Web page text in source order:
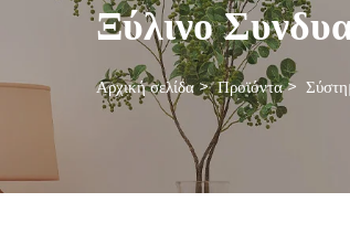
Ξύλινο
Αρχική σελίδα>Προϊόντα>